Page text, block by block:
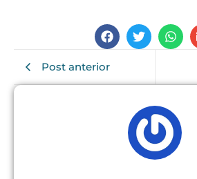
Post anterior